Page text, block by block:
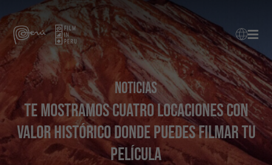
Noticias
Te mostramos cuatro locaciones con
valor histórico donde puedes filmar tu
película